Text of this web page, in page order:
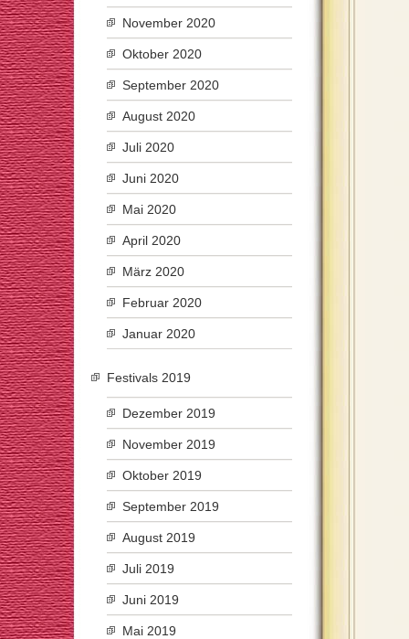
November 2020
Oktober 2020
September 2020
August 2020
Juli 2020
Juni 2020
Mai 2020
April 2020
März 2020
Februar 2020
Januar 2020
Festivals 2019
Dezember 2019
November 2019
Oktober 2019
September 2019
August 2019
Juli 2019
Juni 2019
Mai 2019